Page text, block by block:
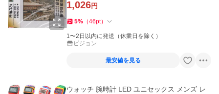
1,026円
5% （46pt）
1〜2日以内に発送（休業日を除く）
ピジョン
最安値を見る
ウォッチ 腕時計 LED ユニセックス メンズ レ